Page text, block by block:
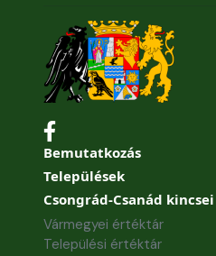
Bemutatkozás
Települések
Csongrád-Csanád kincsei
Vármegyei értéktár
Települési értéktár